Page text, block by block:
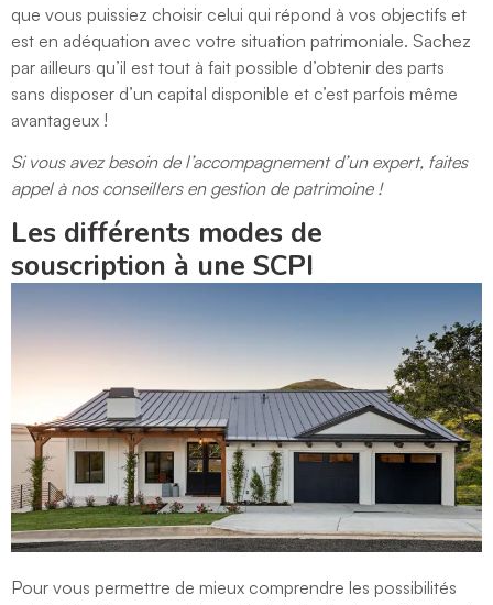
que vous puissiez choisir celui qui répond à vos objectifs et
est en adéquation avec votre situation patrimoniale. Sachez
par ailleurs qu’il est tout à fait possible d’obtenir des parts
sans disposer d’un capital disponible et c’est parfois même
avantageux !
Si vous avez besoin de l’accompagnement d’un expert, faites
appel à nos conseillers en gestion de patrimoine !
Les différents modes de
souscription à une SCPI
Pour vous permettre de mieux comprendre les possibilités